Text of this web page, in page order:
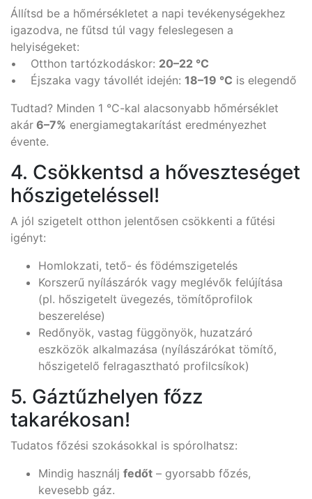
Állítsd be a hőmérsékletet a napi tevékenységekhez
igazodva, ne fűtsd túl vagy feleslegesen a
helyiségeket:
• Otthon tartózkodáskor: 20–22 °C
• Éjszaka vagy távollét idején: 18–19 °C is elegendő
Tudtad? Minden 1 °C-kal alacsonyabb hőmérséklet
akár 6–7% energiamegtakarítást eredményezhet
évente.
4. Csökkentsd a hőveszteséget
hőszigeteléssel!
A jól szigetelt otthon jelentősen csökkenti a fűtési
igényt:
Homlokzati, tető- és födémszigetelés
Korszerű nyílászárók vagy meglévők felújítása
(pl. hőszigetelt üvegezés, tömítőprofilok
beszerelése)
Redőnyök, vastag függönyök, huzatzáró
eszközök alkalmazása (nyílászárókat tömítő,
hőszigetelő felragasztható profilcsíkok)
5. Gáztűzhelyen főzz
takarékosan!
Tudatos főzési szokásokkal is spórolhatsz:
Mindig használj fedőt – gyorsabb főzés,
kevesebb gáz.